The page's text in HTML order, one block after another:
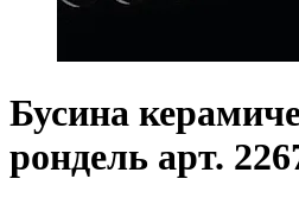
Бусина
рондель арт.